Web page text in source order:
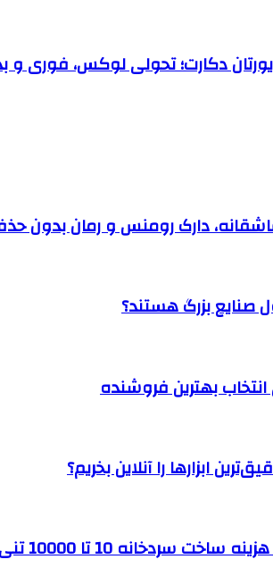
دکارت؛ تحولی لوکس، فوری و
انتخاب بهترین فروشنده
ابزارها را آنلاین بخریم؟
سردخانه 10 تا 10000 تنی